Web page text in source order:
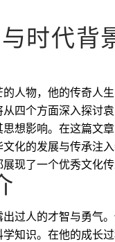
时代背
人物，他的传奇人
四个方面深入探讨
想影响。在这篇文
化的发展与传承注
现了一个优秀文化传
过人的才智与勇气
知识。在他的成长